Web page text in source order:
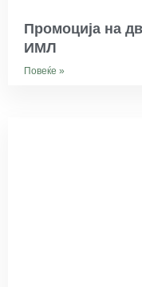
Промоција на
ИМЛ
Повеќе »